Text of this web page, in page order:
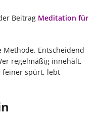
Beitrag Meditation für
Entscheidend
regelmäßig innehält,
feiner spürt, lebt